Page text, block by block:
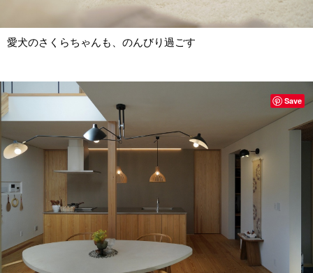
愛犬のさくらちゃんも、のんびり過ごす
Save